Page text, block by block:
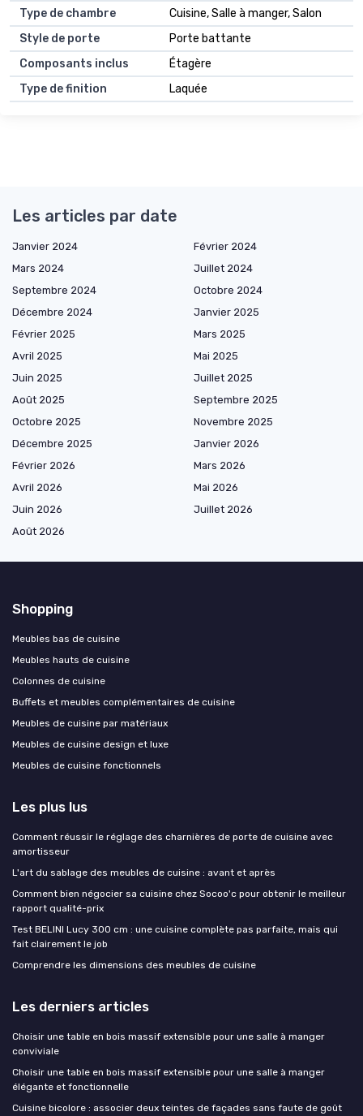
Type de chambre
Cuisine, Salle à manger, Salon
Style de porte
Porte battante
Composants inclus
Étagère
Type de finition
Laquée
Les articles par date
Janvier 2024
Février 2024
Mars 2024
Juillet 2024
Septembre 2024
Octobre 2024
Décembre 2024
Janvier 2025
Février 2025
Mars 2025
Avril 2025
Mai 2025
Juin 2025
Juillet 2025
Août 2025
Septembre 2025
Octobre 2025
Novembre 2025
Décembre 2025
Janvier 2026
Février 2026
Mars 2026
Avril 2026
Mai 2026
Juin 2026
Juillet 2026
Août 2026
Shopping
Meubles bas de cuisine
Meubles hauts de cuisine
Colonnes de cuisine
Buffets et meubles complémentaires de cuisine
Meubles de cuisine par matériaux
Meubles de cuisine design et luxe
Meubles de cuisine fonctionnels
Les plus lus
Comment réussir le réglage des charnières de porte de cuisine avec
amortisseur
L'art du sablage des meubles de cuisine : avant et après
Comment bien négocier sa cuisine chez Socoo'c pour obtenir le meilleur
rapport qualité-prix
Test BELINI Lucy 300 cm : une cuisine complète pas parfaite, mais qui
fait clairement le job
Comprendre les dimensions des meubles de cuisine
Les derniers articles
Choisir une table en bois massif extensible pour une salle à manger
conviviale
Choisir une table en bois massif extensible pour une salle à manger
élégante et fonctionnelle
Cuisine bicolore : associer deux teintes de façades sans faute de goût